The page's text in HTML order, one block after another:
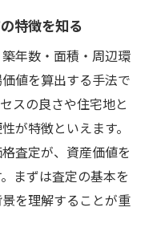
特徴を知る
年数・面積・周辺環
値を算出する手法で
スの良さや住宅地と
が特徴といえます。
査定が、資産価値を
まずは査定の基本を
を理解することが重